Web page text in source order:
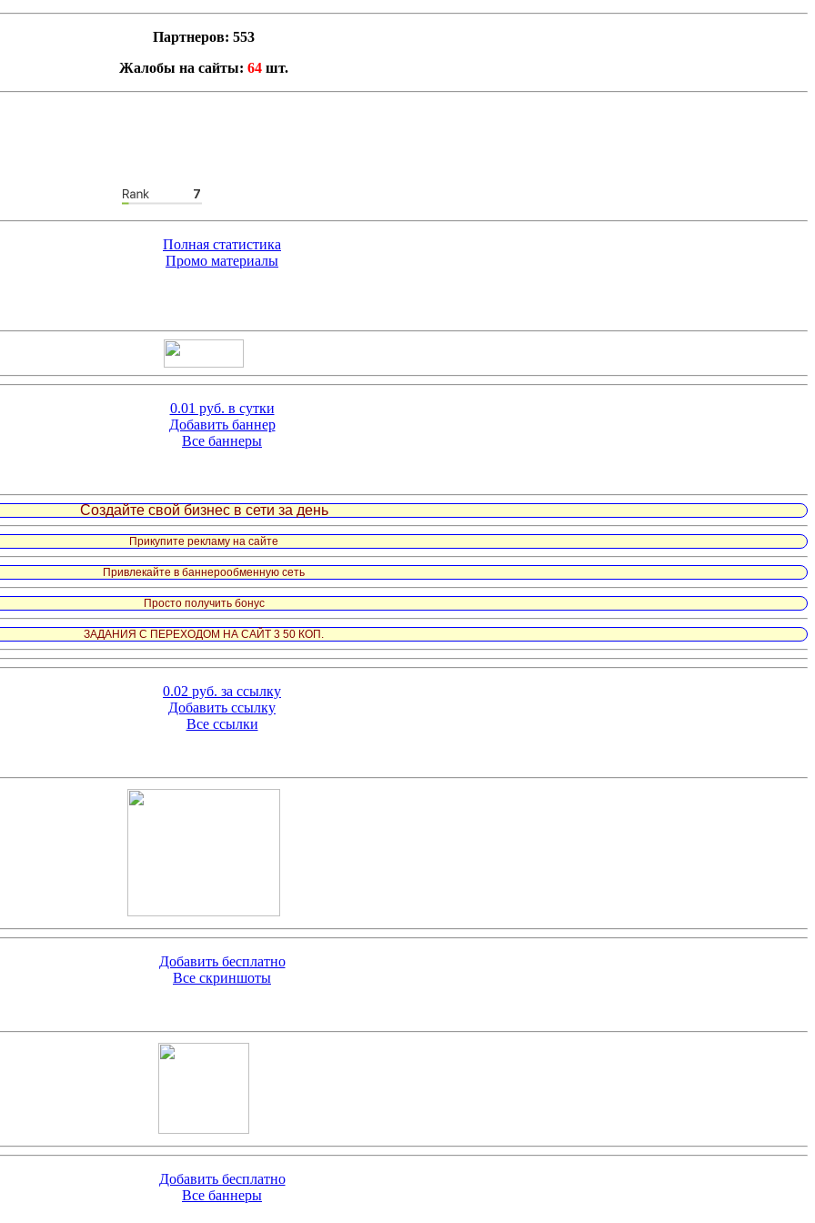
Партнеров: 553
Жалобы на сайты: 64 шт.
Полная статистика
Промо материалы
0.01 руб. в сутки
Добавить баннер
Все баннеры
Создайте свой бизнес в сети за день
Прикупите рекламу на сайте
Привлекайте в баннерообменную сеть
Просто получить бонус
ЗАДАНИЯ С ПЕРЕХОДОМ НА САЙТ 3 50 КОП.
0.02 руб. за ссылку
Добавить ссылку
Все ссылки
Добавить бесплатно
Все скриншоты
Добавить бесплатно
Все баннеры